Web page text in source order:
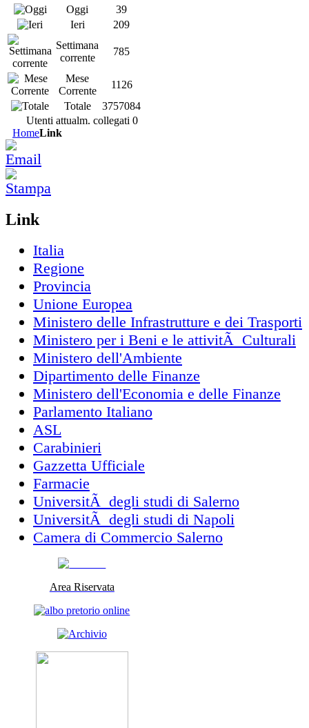
Oggi
39
Ieri
209
Settimana
corrente
785
Mese
Corrente
1126
Totale
3757084
Utenti attualm. collegati 0
HomeLink
Link
Italia
Regione
Provincia
Unione Europea
Ministero delle Infrastrutture e dei Trasporti
Ministero per i Beni e le attivitÃ Culturali
Ministero dell'Ambiente
Dipartimento delle Finanze
Ministero dell'Economia e delle Finanze
Parlamento Italiano
ASL
Carabinieri
Gazzetta Ufficiale
Farmacie
UniversitÃ degli studi di Salerno
UniversitÃ degli studi di Napoli
Camera di Commercio Salerno
Area Riservata